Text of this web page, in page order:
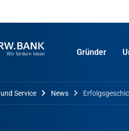
Gründer
Service News